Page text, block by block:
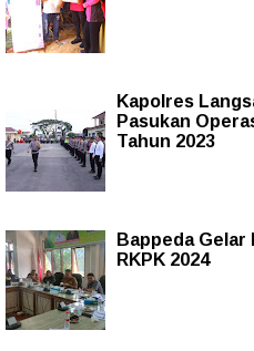
Kapolres
Pasukan
Tahun 2023
Bappeda Gelar
RKPK 2024